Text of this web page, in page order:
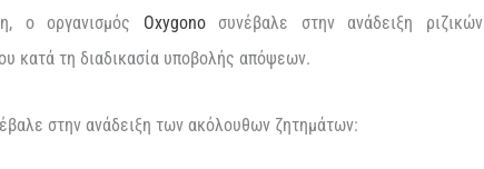
ο οργανισμός Oxygonoσυνέβαλε στην ανάδειξη ριζικών
κατά τη διαδικασία υποβολής απόψεων.
στην ανάδειξη των ακόλουθων ζητημάτων: